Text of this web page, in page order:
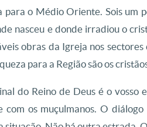
para o Médio Oriente. Sois um
nasceu e donde irradiou o
obras da Igreja nos
para a Região são os
do Reino de Deus é o vosso
com os muçulmanos. O